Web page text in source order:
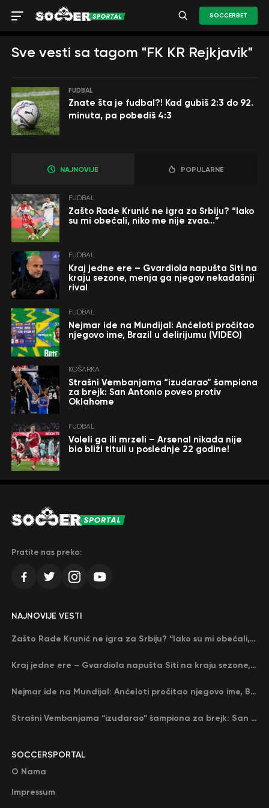
SOCCERBET
Sve vesti sa tagom "FK KR Rejkjavik"
FUDBAL
Znate šta je fudbal?! Kad gubiš 2:3 do 92.
minuta, pa pobediš 4:3
NAJNOVIJE POPULARNE
FUDBAL
Zašto Rade Krunić ne igra za Srbiju? “Iako
su mi obećali, niko me nije zvao…”
FUDBAL
Kraj jedne ere – Gvardiola napušta Siti na
kraju sezone, menja ga njegov nekadašnji
rival
FUDBAL
Nejmar ide na Mundijal: Anćeloti pročitao
njegovo ime, Brazil u delirijumu (VIDEO)
KOŠARKA
Strašni Vembanjama “izudarao” šampiona
za brejk: San Antonio poveo protiv
Oklahome
FUDBAL
Voleli ga ili mrzeli – Arsenal nikada nije
bio bliži tituli u poslednje 22 godine!
Pratite nas preko:
SOCCERSPORTAL
O Nama
Impressum
NAJNOVIJE VESTI
Zašto Rade Krunić ne igra za Srbiju? “Iako su mi obećali, niko me nije zvao…”
Kraj jedne ere – Gvardiola napušta Siti na kraju sezone, menja ga njegov nekadašnji rival
Nejmar ide na Mundijal: Anćeloti pročitao njegovo ime, Brazil u delirijumu (VIDEO)
Strašni Vembanjama “izudarao” šampiona za brejk: San Antonio poveo protiv Oklahome